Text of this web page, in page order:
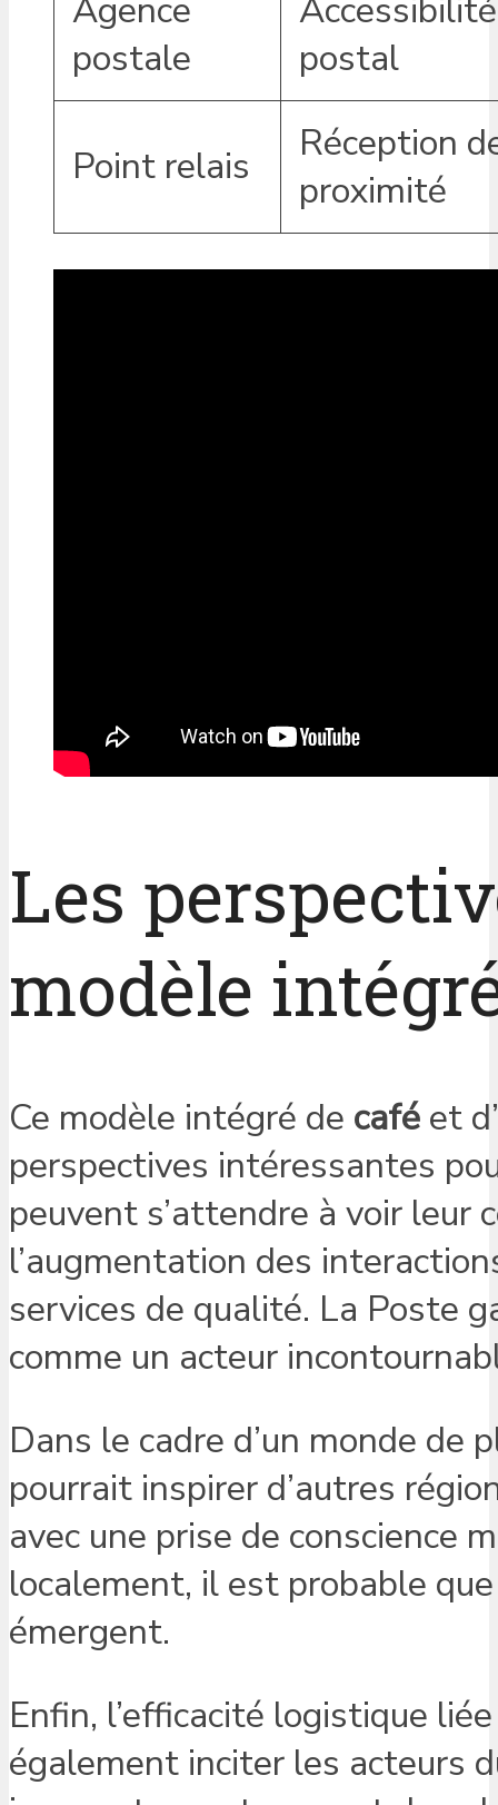
Agence
postale
postal
Point relais
Réception
proximité
Les
modèle
Ce modèle intégré de café et d’
perspectives intéressantes
peuvent s’attendre à voir leur
l’augmentation des
services de qualité. La Poste
comme un acteur
Dans le cadre d’un monde de
pourrait inspirer d’autres
avec une prise de conscience
localement, il est probable
émergent.
Enfin, l’efficacité logistique
également inciter les acteurs